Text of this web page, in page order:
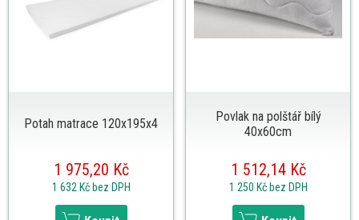
Potah matrace 120x195x4
1 975,20 Kč
1 632 Kč bez DPH
Povlak na polštář bílý
40x60cm
1 512,14 Kč
1 250 Kč bez DPH